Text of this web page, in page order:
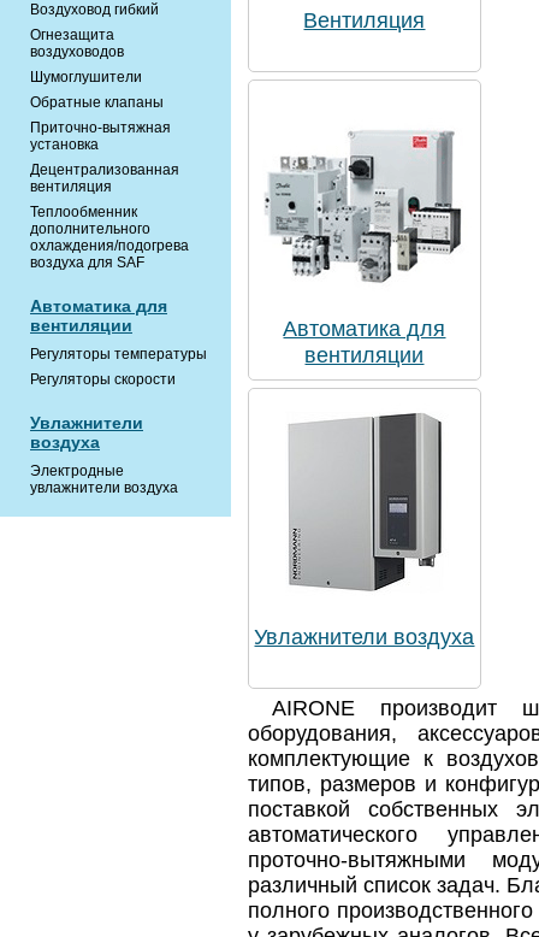
Воздуховод гибкий
Огнезащита
воздуховодов
Шумоглушители
Обратные клапаны
Приточно-вытяжная
установка
Децентрализованная
вентиляция
Теплообменник
дополнительного
охлаждения/подогрева
воздуха для SAF
Автоматика для
вентиляции
Регуляторы температуры
Регуляторы скорости
Увлажнители
воздуха
Электродные
увлажнители воздуха
Вентиляция
Автоматика для
вентиляции
Увлажнители воздуха
AIRONE производит
оборудования,
комплектующие к
типов, размеров и
поставкой собственных
автоматического
проточно-вытяжными
различный список задач.
полного